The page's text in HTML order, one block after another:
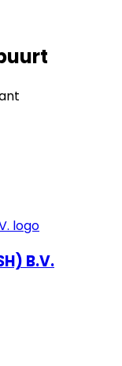
B.V.